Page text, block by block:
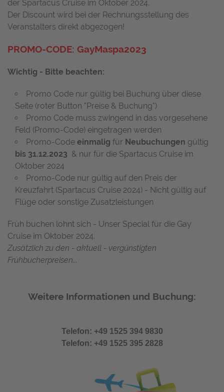
der Spartacus Cruise im Oktober 2024.
Der Discount wird bei der Rechnungsstellung des
Veranstalters direkt abgezogen!
PROMO-CODE: GayMaspa2023
Wichtig - Bitte beachten:
Promo Code nur gültig bei Buchung über diese
Seite (roter Button "Preise & Buchung")
Promo Code muss zwingend in das vorgesehene
Feld (Promo-Code) eingetragen werden
Promo-Code einmalig für Neubuchungen gültig
bis 31.12.2023 & nur für die Spartacus Cruise im
Oktober 2024
Promo-Code nur gültig auf den Preis der
Kreuzfahrt (Spartacus Cruise 2024) - Nicht gültig auf
Flüge oder sonstige Zusatzleistungen
Früh buchen lohnt sich - Unser Special für die Gay
Cruise im Oktober 2024.
Zusätzlich zu den - aktuell - vergünstigten
Frühbucherpreisen...
Weitere Informationen und Buchung:
Telefon: +49 1525 394 9830
Telefon: +49 1525 395 2828